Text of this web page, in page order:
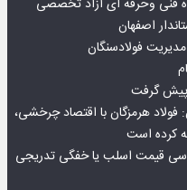
فنی وحرفه ای آزاد تخصصی
اصفهان
فولادسنگان
پیش گرفت
هرمزگان با اقتصاد چرخشی،
کرده است
بورس کالا؛ مهندسی قیمت اسلب یا خفگی تدریجی